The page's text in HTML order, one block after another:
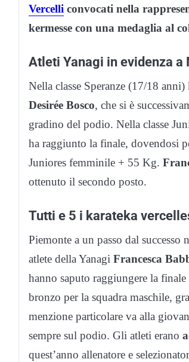
Vercelli convocati nella
kermesse con una medaglia al
Atleti Yanagi in evidenza a
Nella classe Speranze (17/18
Desirée Bosco, che si è
gradino del podio. Nella classe
ha raggiunto la finale, dovendosi
Juniores femminile + 55 Kg.
ottenuto il secondo posto.
Tutti e 5 i karateka
Piemonte a un passo dal
atlete della Yanagi Francesca
hanno saputo raggiungere la
bronzo per la squadra maschile,
menzione particolare va alla
sempre sul podio. Gli atleti erano
quest’anno allenatore e